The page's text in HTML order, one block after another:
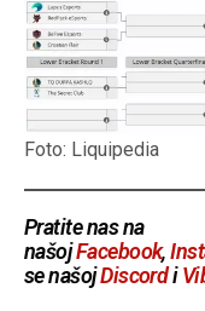
Foto: Liquipedia
Pratite nas na
našojFacebook,
se našojDiscordi